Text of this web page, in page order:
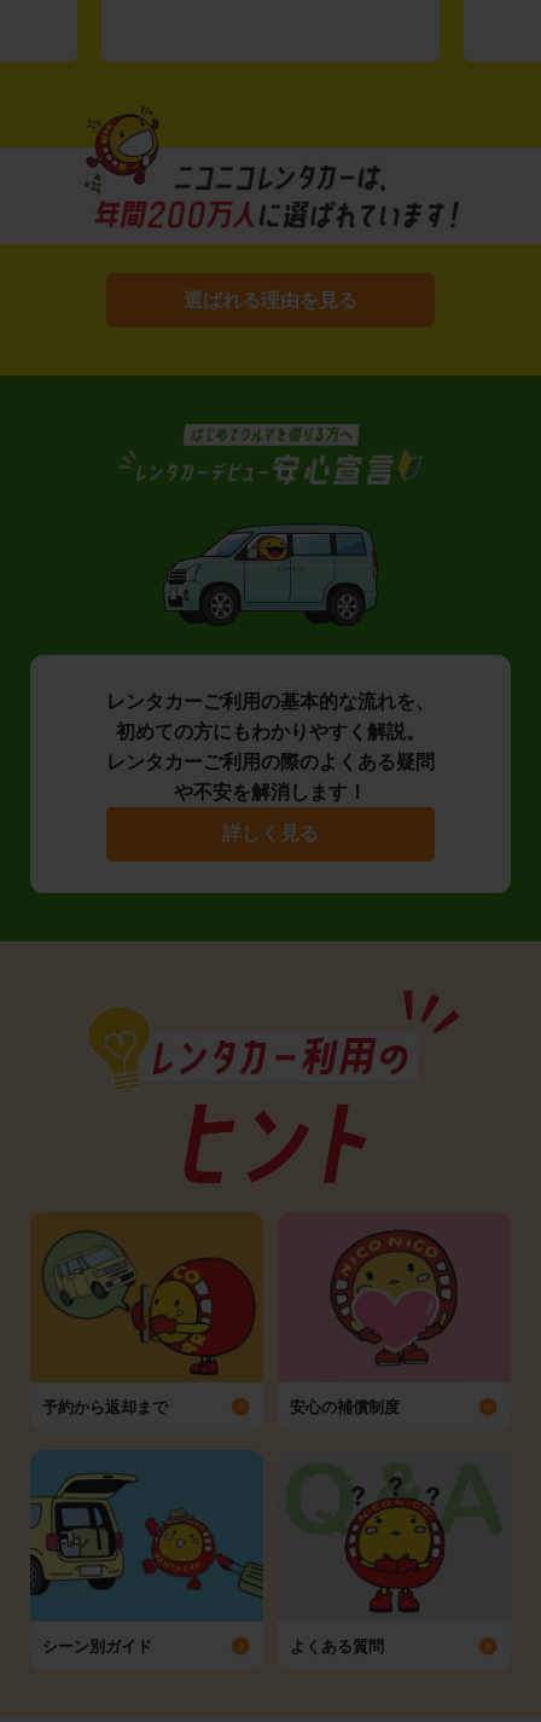
選ばれる理由を見る
レンタカーご利用の基本的な流れを、
初めての方にもわかりやすく解説。
レンタカーご利用の際のよくある疑問
や不安を解消します！
詳しく見る
予約から返却まで 安心の補償制度
シーン別ガイド よくある質問